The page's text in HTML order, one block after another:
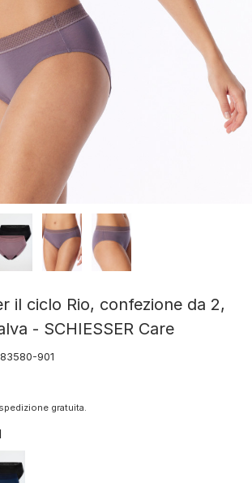
il ciclo Rio, confezione da 2,
- SCHIESSER Care
901
gratuita.